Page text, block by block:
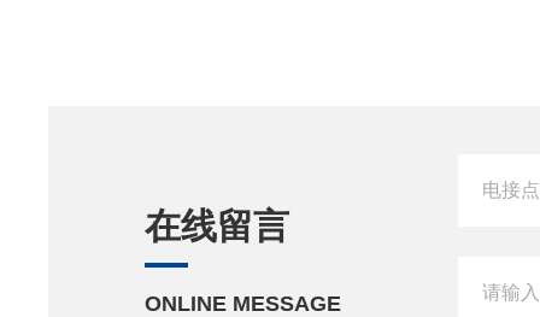
在线留言
ONLINE MESSAGE